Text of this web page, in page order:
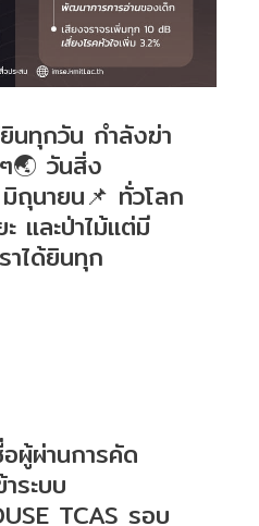
นทุกวัน กำลังฆ่า
🌏 วันสิ่ง
ถุนายน📌 ทั่วโลก
และป่าไม้แต่มี
ได้ยินทุก
ผู้ผ่านการคัด
ระบบ
TCAS รอบ